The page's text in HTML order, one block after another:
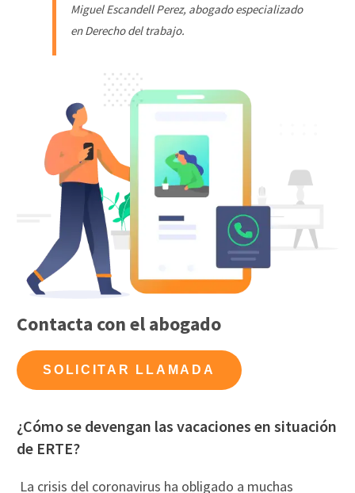
Miguel Escandell Perez, abogado especializado
en Derecho del trabajo.
Contacta con el abogado
SOLICITAR LLAMADA
¿Cómo se devengan las vacaciones en situación
de ERTE?
La crisis del coronavirus ha obligado a muchas